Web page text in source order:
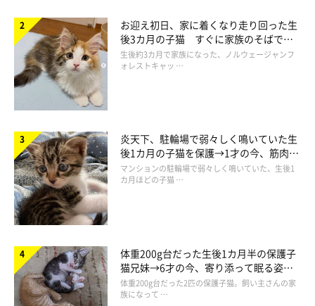
お迎え初日、家に着くなり走り回った生
後3カ月の子猫 すぐに家族のそばで落
ち着く姿に「迎えてよかった」
生後約3カ月で家族になった、ノルウェージャンフ
ォレストキャッ …
炎天下、駐輪場で弱々しく鳴いていた生
後1カ月の子猫を保護→1才の今、筋肉質
でツンデレなコに成長
マンションの駐輪場で弱々しく鳴いていた、生後1
カ月ほどの子猫 …
体重200g台だった生後1カ月半の保護子
猫兄妹→6才の今、寄り添って眠る姿に
ほっこり！
体重200g台だった2匹の保護子猫。飼い主さんの家
族になって …